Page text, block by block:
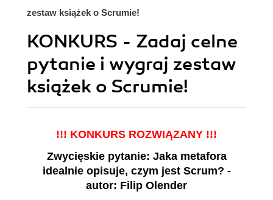
zestaw książek o Scrumie!
KONKURS - Zadaj celne
pytanie i wygraj zestaw
książek o Scrumie!
!!! KONKURS ROZWIĄZANY !!!
Zwycięskie pytanie: Jaka metafora
idealnie opisuje, czym jest Scrum? -
autor: Filip Olender